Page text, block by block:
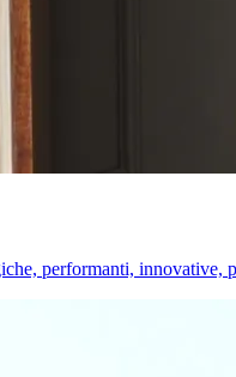
performanti, innovative,